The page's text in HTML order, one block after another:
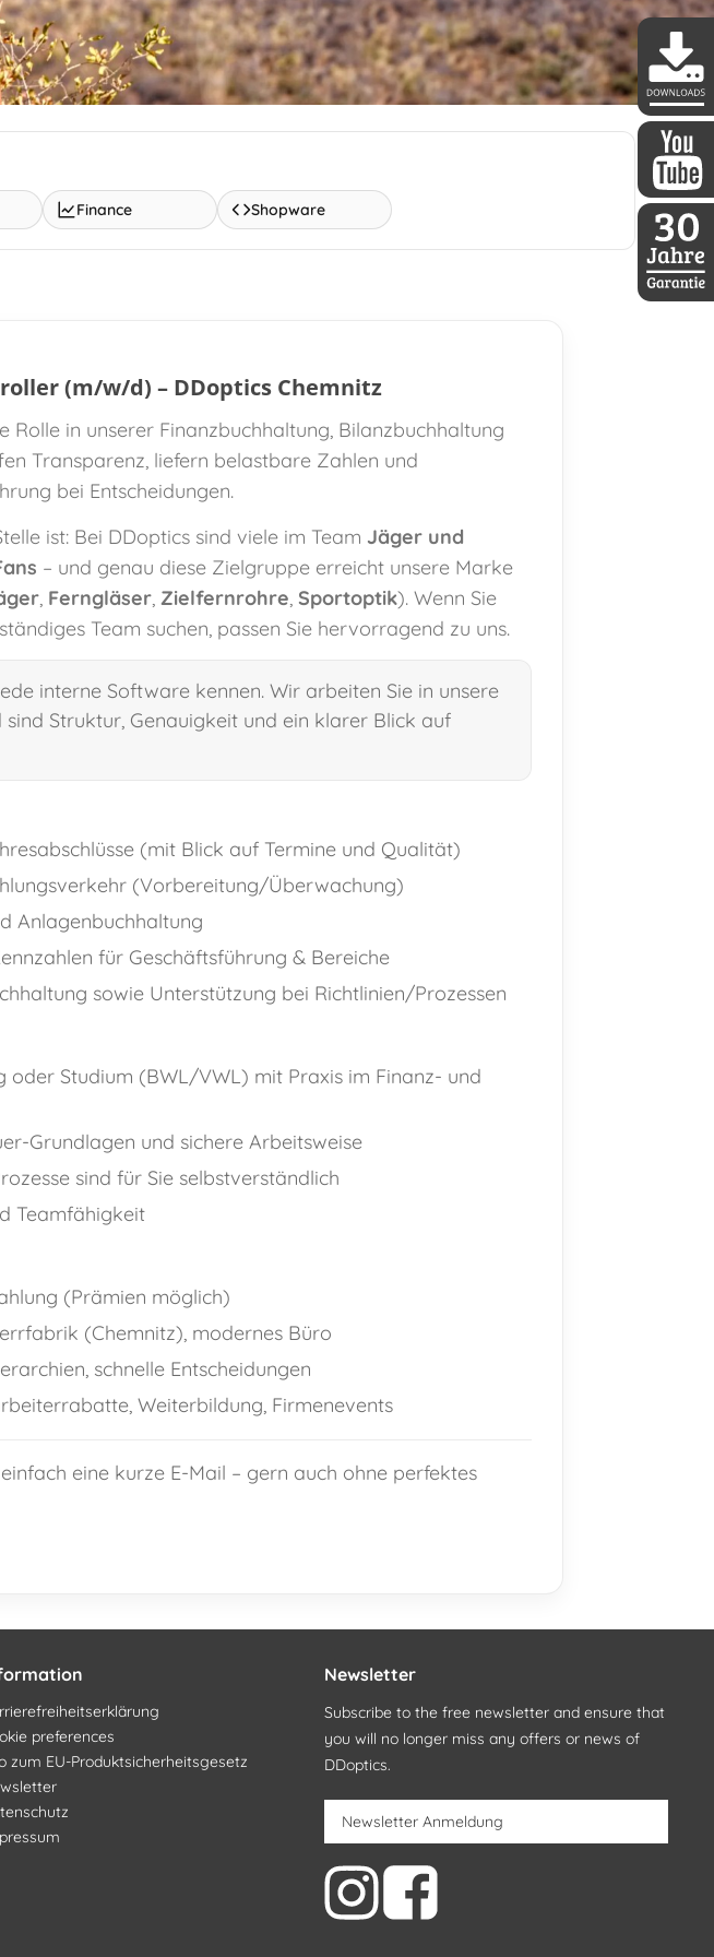
Finance Shopware
(m/w/d) – DDoptics Chemnitz
Rolle in unserer Finanzbuchhaltung, Bilanzbuchhaltung
Transparenz, liefern belastbare Zahlen und
bei Entscheidungen.
ist: Bei DDoptics sind viele im Team Jäger und
– und genau diese Zielgruppe erreicht unsere Marke
, Ferngläser, Zielfernrohre, Sportoptik). Wenn Sie
Team suchen, passen Sie hervorragend zu uns.
interne Software kennen. Wir arbeiten Sie in unsere
sind Struktur, Genauigkeit und ein klarer Blick auf
(mit Blick auf Termine und Qualität)
(Vorbereitung/Überwachung)
Anlagenbuchhaltung
für Geschäftsführung & Bereiche
sowie Unterstützung bei Richtlinien/Prozessen
oder Studium (BWL/VWL) mit Praxis im Finanz- und
Grundlagen und sichere Arbeitsweise
sind für Sie selbstverständlich
Teamfähigkeit
(Prämien möglich)
(Chemnitz), modernes Büro
schnelle Entscheidungen
Weiterbildung, Firmenevents
eine kurze E-Mail – gern auch ohne perfektes
preferences
zum EU-Produktsicherheitsgesetz
Newsletter
Subscribe to the free newsletter and ensure that
you will no longer miss any offers or news of
DDoptics.
Newsletter Anmeldung
DDoptics
DDoptics